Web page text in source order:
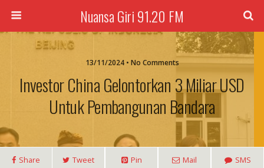
Nuansa Giri 91.20 FM
13/11/2024 • No Comments
Investor China Gelontorkan 3 Miliar USD
Untuk Pembangunan Bandara
Share Tweet Pin Mail SMS